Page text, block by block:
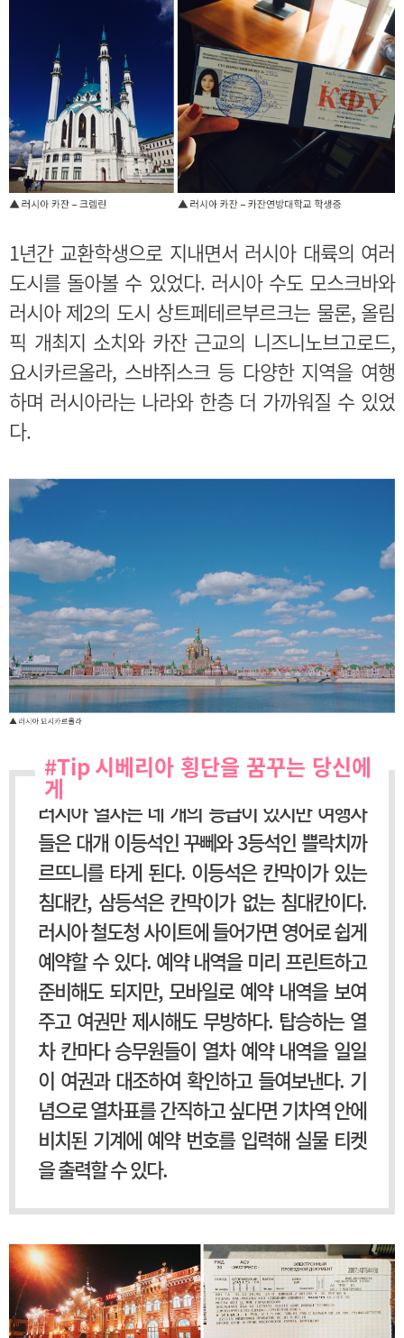
1년간 교환학생으로 지내면서 러시아 대륙의 여러
도시를 돌아볼 수 있었다. 러시아 수도 모스크바와
러시아 제2의 도시 상트페테르부르크는 물론, 올림
픽 개최지 소치와 카잔 근교의 니즈니노브고로드,
요시카르올라, 스뱌쥐스크 등 다양한 지역을 여행
하며 러시아라는 나라와 한층 더 가까워질 수 있었
다.
#Tip 시베리아 횡단을 꿈꾸는 당신에
게
러시아 열차는 네 개의 등급이 있지만 여행자
들은 대개 이등석인 꾸뻬와 3등석인 쁠락치까
르뜨니를 타게 된다. 이등석은 칸막이가 있는
침대칸, 삼등석은 칸막이가 없는 침대칸이다.
러시아 철도청 사이트에 들어가면 영어로 쉽게
예약할 수 있다. 예약 내역을 미리 프린트하고
준비해도 되지만, 모바일로 예약 내역을 보여
주고 여권만 제시해도 무방하다. 탑승하는 열
차 칸마다 승무원들이 열차 예약 내역을 일일
이 여권과 대조하여 확인하고 들여보낸다. 기
념으로 열차표를 간직하고 싶다면 기차역 안에
비치된 기계에 예약 번호를 입력해 실물 티켓
을 출력할 수 있다.